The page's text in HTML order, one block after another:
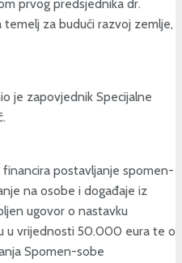
prvog predsjednika dr.
za budući razvoj zemlje,
je zapovjednik Specijalne
postavljanje spomen-
na osobe i događaje iz
ugovor o nastavku
u vrijednosti 50.000 eura te o
Spomen-sobe